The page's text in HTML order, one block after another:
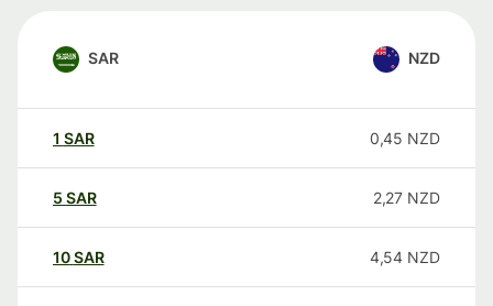
SAR NZD
1 SAR 0,45 NZD
5 SAR 2,27 NZD
10SAR 4,54 NZD